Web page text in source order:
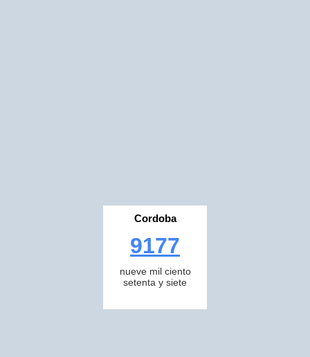
Cordoba
9177
nueve mil ciento
setenta y siete